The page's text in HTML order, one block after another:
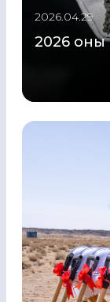
2026.04.29
2026 оны